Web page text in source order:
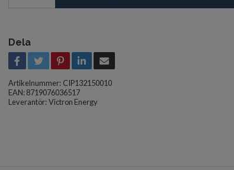
Dela
Artikelnummer: CIP132150010
EAN: 8719076036517
Leverantör:Victron Energy